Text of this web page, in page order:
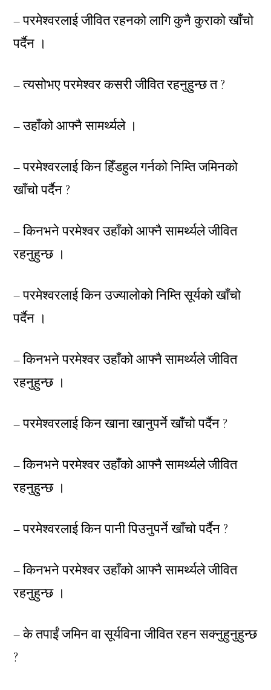
– परमेश्वरलाई जीवित रहनको लागि कुनै कुराको खाँचो
पर्दैन ।
– त्यसोभए परमेश्वर कसरी जीवित रहनुहुन्छ त ?
– उहाँको आफ्नै सामर्थ्यले ।
– परमेश्वरलाई किन हिँडहुल गर्नको निम्ति जमिनको
खाँचो पर्दैन ?
– किनभने परमेश्वर उहाँको आफ्नै सामर्थ्यले जीवित
रहनुहुन्छ ।
– परमेश्वरलाई किन उज्यालोको निम्ति सूर्यको खाँचो
पर्दैन ।
– किनभने परमेश्वर उहाँको आफ्नै सामर्थ्यले जीवित
रहनुहुन्छ ।
– परमेश्वरलाई किन खाना खानुपर्ने खाँचो पर्दैन ?
– किनभने परमेश्वर उहाँको आफ्नै सामर्थ्यले जीवित
रहनुहुन्छ ।
– परमेश्वरलाई किन पानी पिउनुपर्ने खाँचो पर्दैन ?
– किनभने परमेश्वर उहाँको आफ्नै सामर्थ्यले जीवित
रहनुहुन्छ ।
– के तपाईं जमिन वा सूर्यविना जीवित रहन सक्नुहुनुहुन्छ
?